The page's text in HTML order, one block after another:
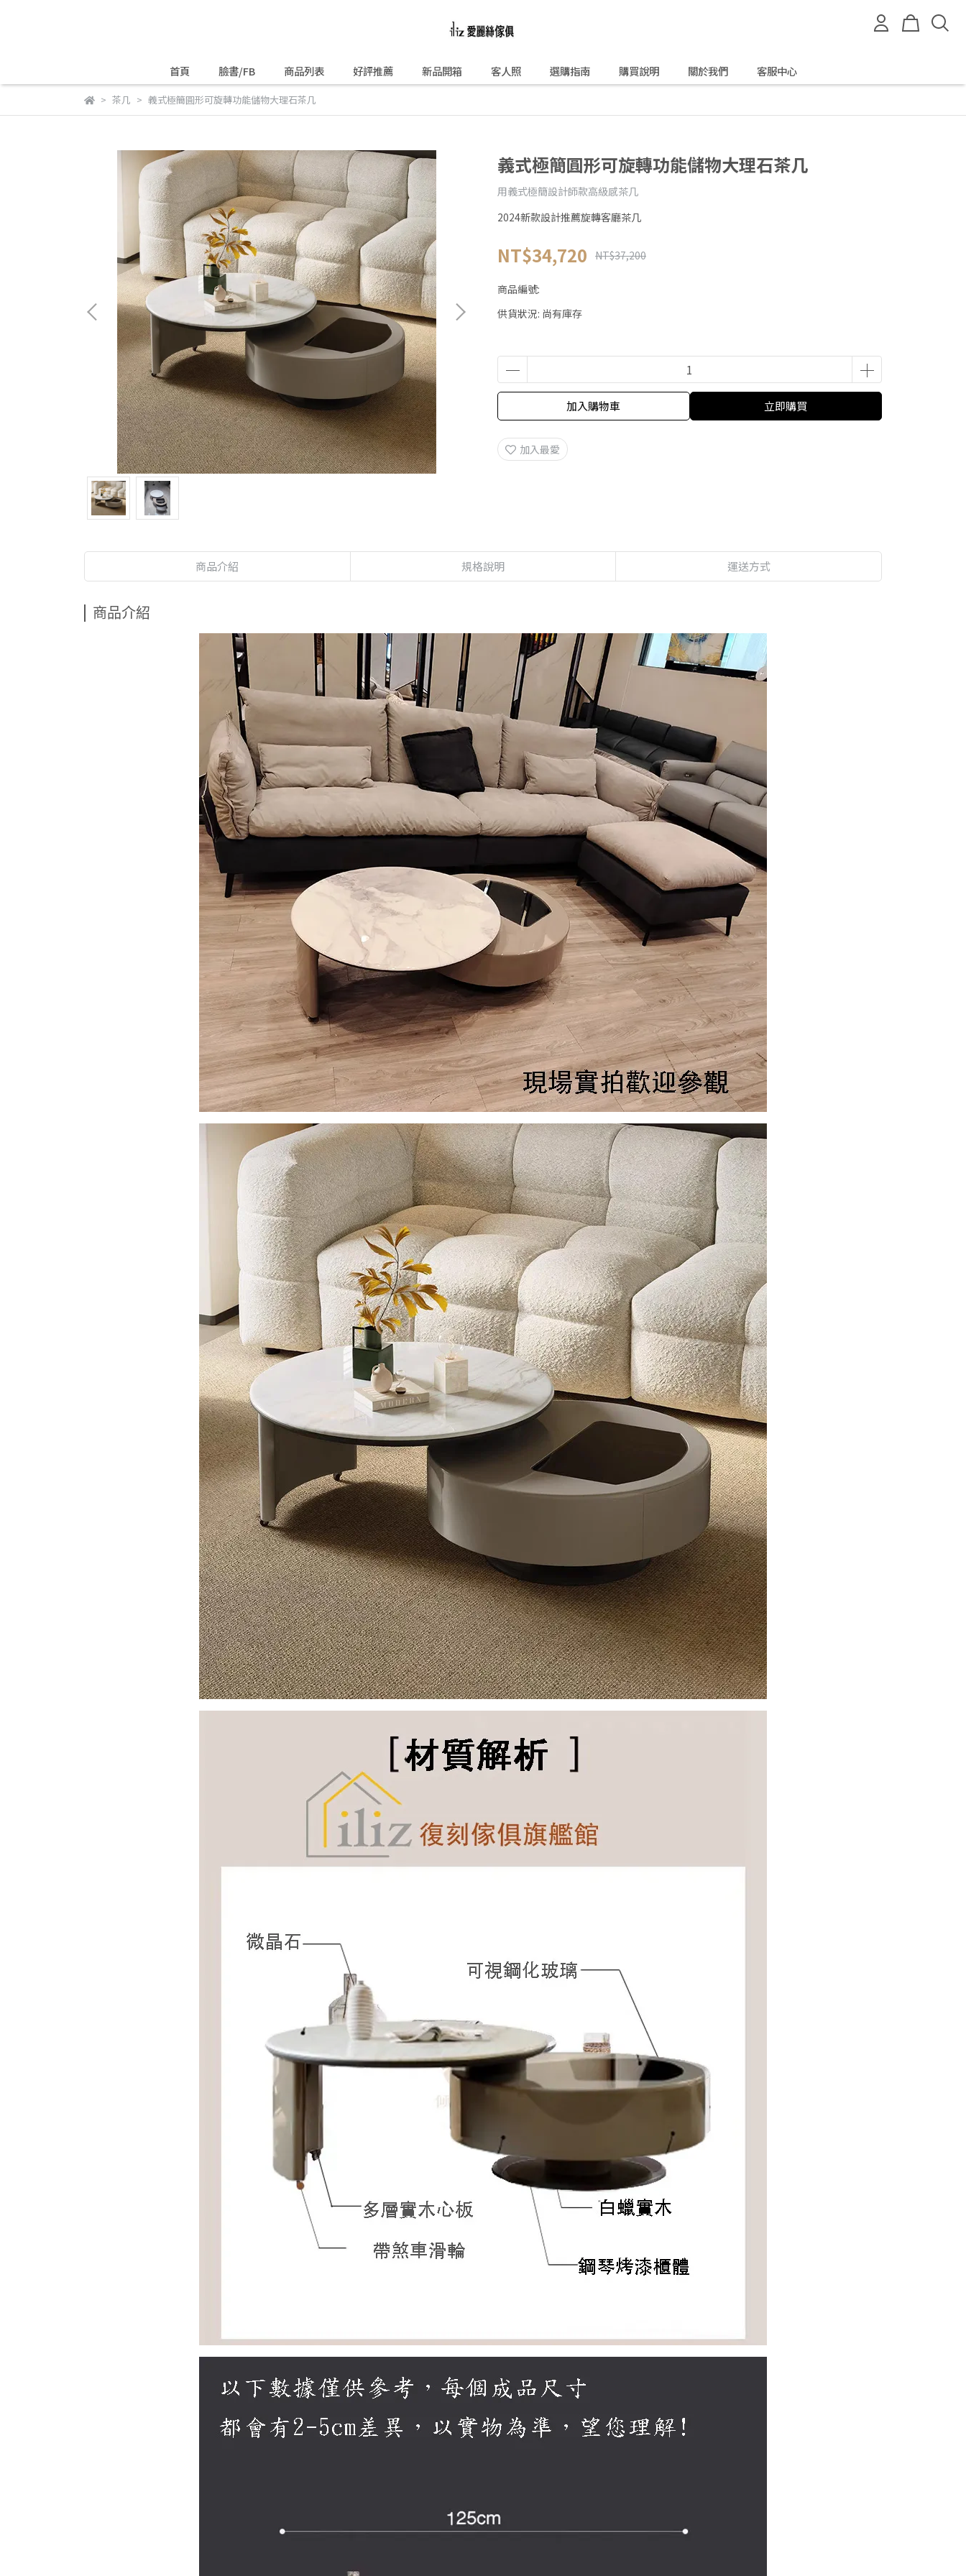
首頁 臉書/FB 商品列表 好評推薦 新品開箱 客人照 選購指南 購買說明 關於我們 客服中心
茶几 義式極簡圓形可旋轉功能儲物大理石茶几
義式極簡圓形可旋轉功能儲物大理石茶几
用義式極簡設計師款高級感茶几
2024新款設計推薦旋轉客廳茶几
NT$34,720 NT$37,200
商品編號:
供貨狀況: 尚有庫存
加入購物車 立即購買
加入最愛
商品介紹 規格說明 運送方式
商品介紹